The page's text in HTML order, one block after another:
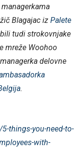
Blagajac iz Palete
tudi strokovnjake
mreže Woohoo
delovne
.
things-you-need-to-
with-